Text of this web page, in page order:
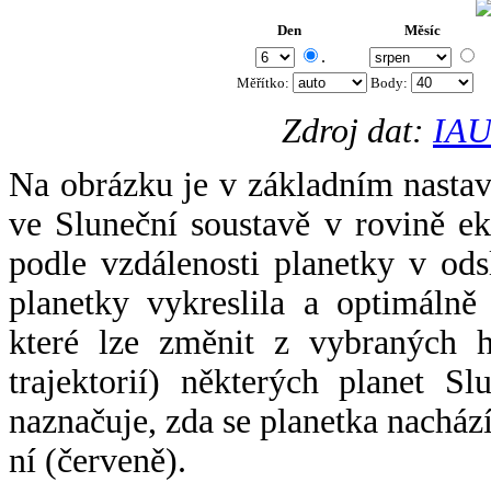
Den Měsíc
.
Měřítko: Body:
Zdroj dat:
Na obrázku je v základním
ve Sluneční soustavě v rovině
podle vzdálenosti planetky v
planetky vykreslila a
které lze změnit z vybraných
trajektorií) některých planet
naznačuje, zda se planetka
ní (červeně).